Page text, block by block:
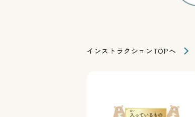
インストラクションTOPへ